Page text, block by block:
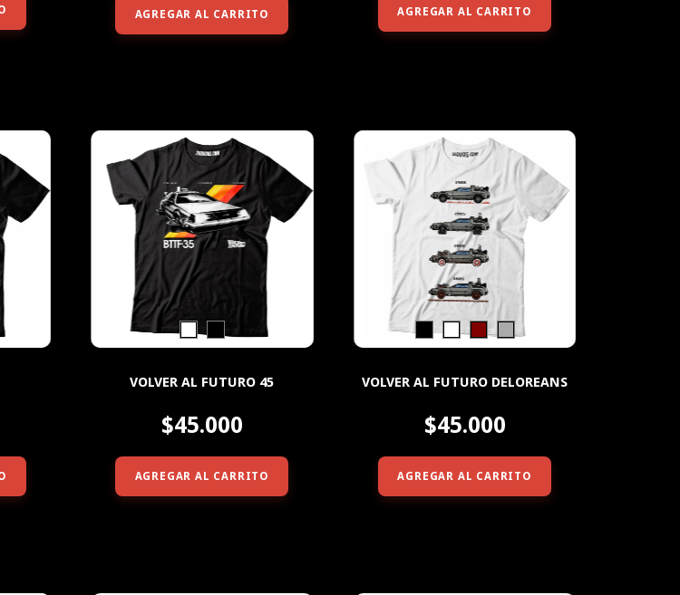
AGREGAR AL CARRITO AGREGAR AL CARRITO
VOLVER AL FUTURO 45
$45.000
AGREGAR AL CARRITO
VOLVER AL FUTURO DELOREANS
$45.000
AGREGAR AL CARRITO